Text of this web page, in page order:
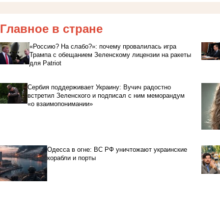
Главное в стране
«Россию? На слабо?»: почему провалилась игра
Трампа с обещанием Зеленскому лицензии на ракеты
для Patriot
Сербия поддерживает Украину: Вучич радостно
встретил Зеленского и подписал с ним меморандум
«о взаимопонимании»
Одесса в огне: ВС РФ уничтожают украинские
корабли и порты